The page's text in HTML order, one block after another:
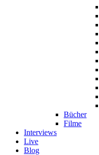
Bücher
Filme
Interviews
Live
Blog